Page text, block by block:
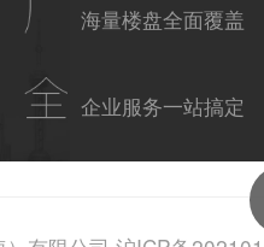
海量楼盘全面覆盖
企业服务一站搞定